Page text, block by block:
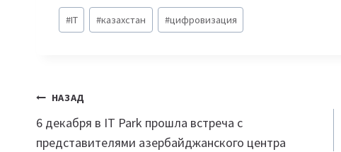
Метки
записи:
#IT #казахстан #цифровизация
Навигация
по
НАЗАД
6 декабря в IT Park прошла встреча с
представителями азербайджанского центра